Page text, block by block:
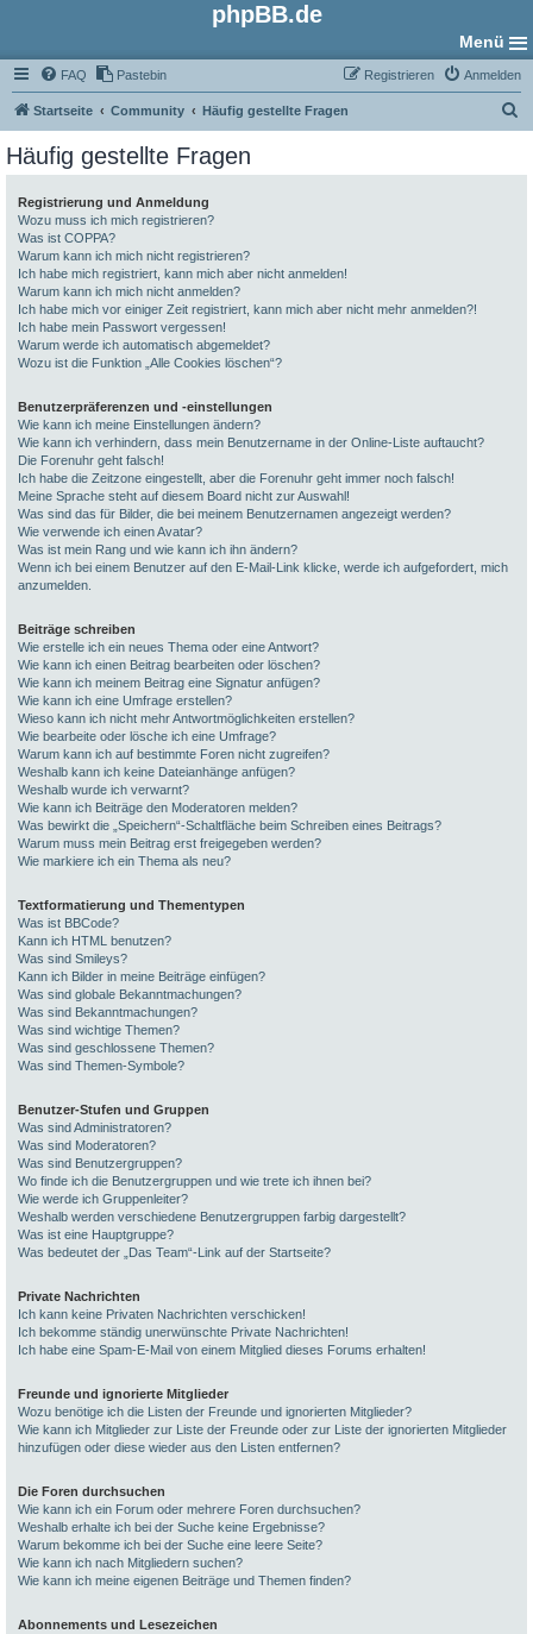
phpBB.de
Menü
FAQ Pastebin Anmelden
Registrieren
Startseite Community Häufig gestellte Fragen
Häufig gestellte Fragen
Registrierung und Anmeldung
Wozu muss ich mich registrieren?
Was ist COPPA?
Warum kann ich mich nicht registrieren?
Ich habe mich registriert, kann mich aber nicht anmelden!
Warum kann ich mich nicht anmelden?
Ich habe mich vor einiger Zeit registriert, kann mich aber nicht mehr anmelden?!
Ich habe mein Passwort vergessen!
Warum werde ich automatisch abgemeldet?
Wozu ist die Funktion „Alle Cookies löschen“?
Benutzerpräferenzen und -einstellungen
Wie kann ich meine Einstellungen ändern?
Wie kann ich verhindern, dass mein Benutzername in der Online-Liste auftaucht?
Die Forenuhr geht falsch!
Ich habe die Zeitzone eingestellt, aber die Forenuhr geht immer noch falsch!
Meine Sprache steht auf diesem Board nicht zur Auswahl!
Was sind das für Bilder, die bei meinem Benutzernamen angezeigt werden?
Wie verwende ich einen Avatar?
Was ist mein Rang und wie kann ich ihn ändern?
Wenn ich bei einem Benutzer auf den E-Mail-Link klicke, werde ich aufgefordert, mich
anzumelden.
Beiträge schreiben
Wie erstelle ich ein neues Thema oder eine Antwort?
Wie kann ich einen Beitrag bearbeiten oder löschen?
Wie kann ich meinem Beitrag eine Signatur anfügen?
Wie kann ich eine Umfrage erstellen?
Wieso kann ich nicht mehr Antwortmöglichkeiten erstellen?
Wie bearbeite oder lösche ich eine Umfrage?
Warum kann ich auf bestimmte Foren nicht zugreifen?
Weshalb kann ich keine Dateianhänge anfügen?
Weshalb wurde ich verwarnt?
Wie kann ich Beiträge den Moderatoren melden?
Was bewirkt die „Speichern“-Schaltfläche beim Schreiben eines Beitrags?
Warum muss mein Beitrag erst freigegeben werden?
Wie markiere ich ein Thema als neu?
Textformatierung und Thementypen
Was ist BBCode?
Kann ich HTML benutzen?
Was sind Smileys?
Kann ich Bilder in meine Beiträge einfügen?
Was sind globale Bekanntmachungen?
Was sind Bekanntmachungen?
Was sind wichtige Themen?
Was sind geschlossene Themen?
Was sind Themen-Symbole?
Benutzer-Stufen und Gruppen
Was sind Administratoren?
Was sind Moderatoren?
Was sind Benutzergruppen?
Wo finde ich die Benutzergruppen und wie trete ich ihnen bei?
Wie werde ich Gruppenleiter?
Weshalb werden verschiedene Benutzergruppen farbig dargestellt?
Was ist eine Hauptgruppe?
Was bedeutet der „Das Team“-Link auf der Startseite?
Private Nachrichten
Ich kann keine Privaten Nachrichten verschicken!
Ich bekomme ständig unerwünschte Private Nachrichten!
Ich habe eine Spam-E-Mail von einem Mitglied dieses Forums erhalten!
Freunde und ignorierte Mitglieder
Wozu benötige ich die Listen der Freunde und ignorierten Mitglieder?
Wie kann ich Mitglieder zur Liste der Freunde oder zur Liste der ignorierten Mitglieder
hinzufügen oder diese wieder aus den Listen entfernen?
Die Foren durchsuchen
Wie kann ich ein Forum oder mehrere Foren durchsuchen?
Weshalb erhalte ich bei der Suche keine Ergebnisse?
Warum bekomme ich bei der Suche eine leere Seite?
Wie kann ich nach Mitgliedern suchen?
Wie kann ich meine eigenen Beiträge und Themen finden?
Abonnements und Lesezeichen